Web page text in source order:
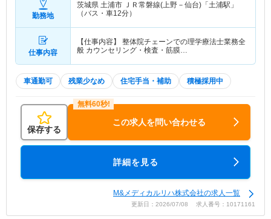
勤務地
茨城県 土浦市 ＪＲ常磐線(上野－仙台)「土浦駅」
（バス・車12分）
仕事内容
【仕事内容】 整体院チェーンでの理学療法士業務全
般 カウンセリング・検査・筋膜…
車通勤可 残業少なめ 住宅手当・補助 積極採用中
保存する
この求人を問い合わせる
詳細を見る
M&メディカルリハ株式会社の求人一覧
更新日：2026/07/08 求人番号：10171161